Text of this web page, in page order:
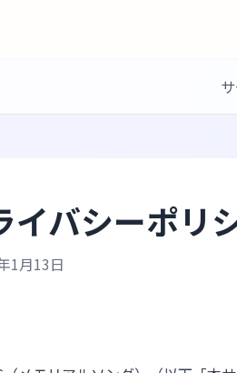
イバシーポリ
1月13日